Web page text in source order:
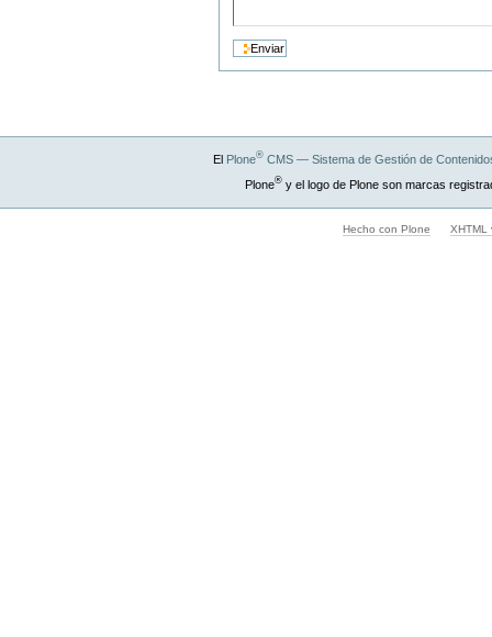
El Plone®CMS — Sistema de Gestión de
Plone®y el logo de Plone son marcas
Hecho con Plone XHTML